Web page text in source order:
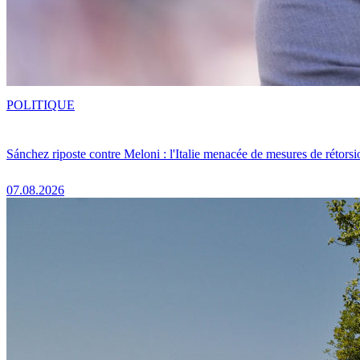
Sánchez riposte contre Meloni : l'Italie menacée de mesures de
07.08.2026
POLITIQUE